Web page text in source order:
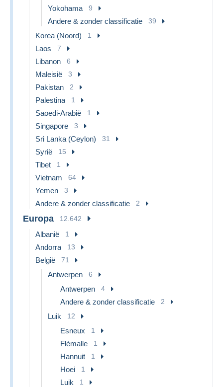
Yokohama 9
Andere & zonder classificatie 39
Korea (Noord) 1
Laos 7
Libanon 6
Maleisië 3
Pakistan 2
Palestina 1
Saoedi-Arabië 1
Singapore 3
Sri Lanka (Ceylon) 31
Syrië 15
Tibet 1
Vietnam 64
Yemen 3
Andere & zonder classificatie 2
Europa 12.642
Albanië 1
Andorra 13
België 71
Antwerpen 6
Antwerpen 4
Andere & zonder classificatie 2
Luik 12
Esneux 1
Flémalle 1
Hannuit 1
Hoei 1
Luik 1